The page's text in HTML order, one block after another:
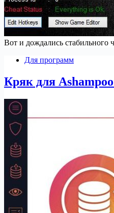
Вот и дождались стабильного
Для программ
Кряк для